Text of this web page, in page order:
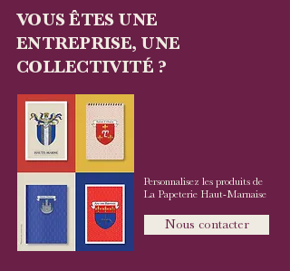
VOUS ÊTES UNE
ENTREPRISE, UNE
COLLECTIVITÉ ?
Personnalisez les produits de
La Papeterie Haut-Marnaise​
Nous contacter